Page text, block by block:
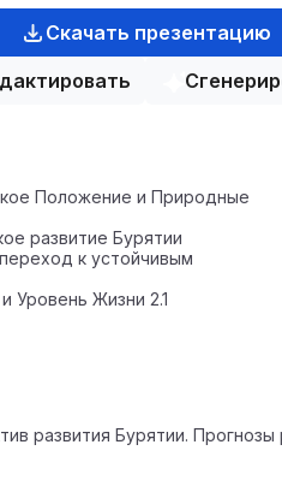
Скачать презентацию
Положение и Природные
развитие Бурятии
к устойчивым
Уровень Жизни 2.1
развития Бурятии. Прогнозы